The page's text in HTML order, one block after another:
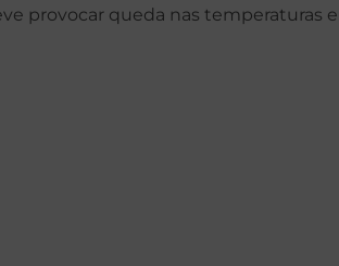
provocar queda nas temperaturas